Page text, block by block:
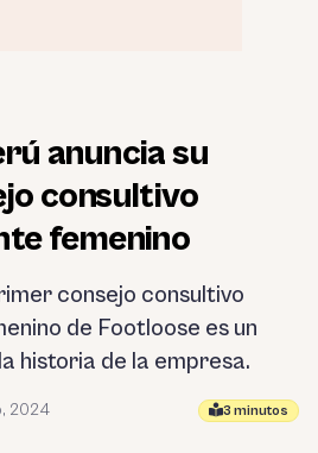
anuncia su
consultivo
femenino
consejo consultivo
de Footloose es un
historia de la empresa.
2024 3 minutos